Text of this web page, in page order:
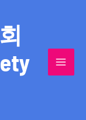
회를 섬겨온